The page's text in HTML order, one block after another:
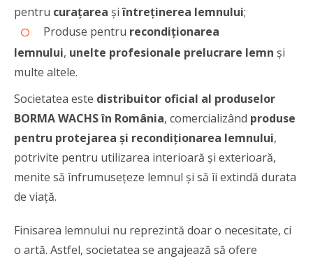
pentru curațarea șiîntreținerea lemnului;
Produse pentru recondiționarea
lemnului, unelte profesionale prelucrare lemn și
multe altele.
Societatea este distribuitor oficial al produselor
BORMA WACHS în România, comercializând produse
pentru protejarea și recondiționarea lemnului,
potrivite pentru utilizarea interioară și exterioară,
menite să înfrumusețeze lemnul și să îi extindă durata
de viață.
Finisarea lemnului nu reprezintă doar o necesitate, ci
o artă. Astfel, societatea se angajează să ofere